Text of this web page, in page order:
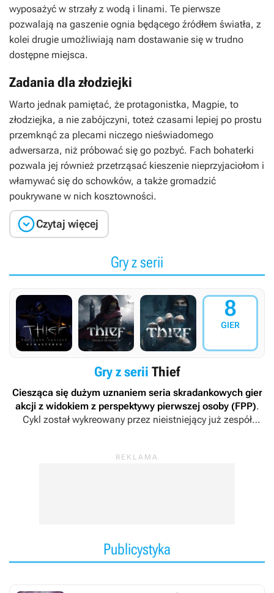
wyposażyć w strzały z wodą i linami. Te pierwsze
pozwalają na gaszenie ognia będącego źródłem światła, z
kolei drugie umożliwiają nam dostawanie się w trudno
dostępne miejsca.
Zadania dla złodziejki
Warto jednak pamiętać, że protagonistka, Magpie, to
złodziejka, a nie zabójczyni, toteż czasami lepiej po prostu
przemknąć za plecami niczego nieświadomego
adwersarza, niż próbować się go pozbyć. Fach bohaterki
pozwala jej również przetrząsać kieszenie nieprzyjaciołom i
włamywać się do schowków, a także gromadzić
poukrywane w nich kosztowności.
Czytaj więcej
Gry z serii
8
GIER
Gry z serii Thief
Ciesząca się dużym uznaniem seria skradankowych gier
akcji z widokiem z perspektywy pierwszej osoby (FPP).
Cykl został wykreowany przez nieistniejący już zespół
Ion Storm, natomiast czwarta gra spod tego szyldu została
Publicystyka